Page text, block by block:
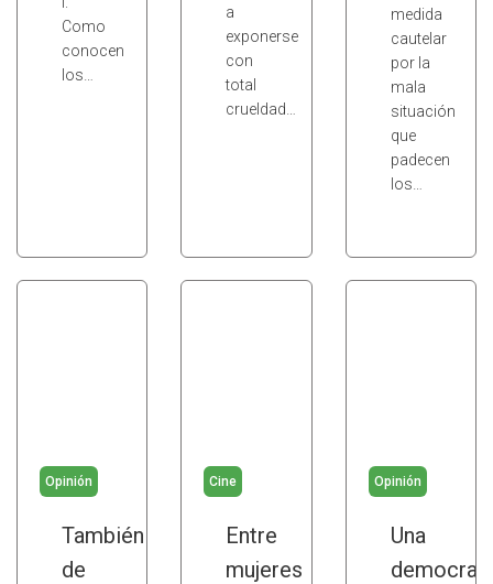
Como
conocen
los…
a
exponerse
con
total
crueldad…
medida
cautelar
por la
mala
situación
que
padecen
los…
Opinión
También
de
Cine
Entre
mujeres
Opinión
Una